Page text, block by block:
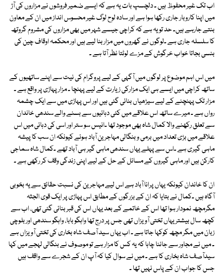
اب تک غیر محفوظ ہیں ۔ دلچسپ بات یہ ہے کہ ایسے ضمیر فروشوں نے مزاروں کی آڑ
میں اپنا کاروبار جاری رکھا ہوا ہے اور سادہ لوح لوگ غیر محسوس انداز میں ان کے معاون
بنتے جارہے ہیں۔ حد تو یہ ہے کہ کراچی جیسے شہر میں بھی مزاروں کی مشروم گروتھ
کا سلسلہ جاری ہے ۔لوگوں نے گھروں میں مزار بنا لیے ہیں اور محکمہ اوقاف چین کی
بنسی بجاتا خواب خرگوش کے مزے لوٹتا نظر آتا ہے ۔
میں اس اہم موضوع پر لوگوں میں آگہی کے لیے پروگرام کی نیت سے اپنے ساتھیوں کے
ساتھ کراچی میں ایسے ہی ایک مزارکی زیارت کے لیے پہنچا ۔ مزار پہاڑی پر واقع ہے ۔
مزار تک پہنچنے کے لیے سیڑھیاں بنائی گئی ہیں اور اس پہاڑی میں سے ایک چشمہ
رواں ہے ۔ میرے ساتھ اس علاقے میں کئی دہائیوں سے بسنے والے سندھی خاندان
سے تعلق رکھنے والا کمال شاہ بھی موجود تھا ۔انیس سو ستر اور اسی کی دہائی میں اس
علاقے میں بڑی تعداد میں برمی و بنگالی مہاجرین آباد ہوئے کیونکہ ان سب کا پیشہ
ماہی گیری ہے ۔اس سے پہلے یہاں سندھی ماہی گیر ہی آباد تھے ۔کمال شاہ سماجی
کارکن ہیں اور ماہی گیروں کے مسائل کے حل کے لیے اپنی زندگی وقف کر رکھی ہے ۔
ان کا خاندان کیونکہ یہاں پرانا آباد ہے اس لیے مہاجرین کی نسبت حقائق سے یہ بخوبی
آگاہ ہیں ۔کمال نے بتایا کہ ان کے بزرگوں کے مطابق اس پہاڑی پر ایک قوی الجثہ
مگرمچھ نمودار ہوا تھا اس کے خاتمے کے بعد یہاں اس کی قبر بنائی گئی تھی، اب سے
کچھ سال بیشتر یہاں تختی آویزاں تھی جس پر درج تھا واہگو بابا، واہگو سندھی اور بلوچی
زبان میں مگر مچھ کوکہا جاتا ہے ۔ اب یہاں سید آصف شاہ بخاری کی تختی آویزاں ہے
۔ میں نے مجاور سے جاننا چاہا کہ یہ کس کا مزار ہے تو موصوف نے بنگالی لہجے میں کہا
سیدآصف شاہ بخاری کا ہے ۔ میں نے سوال کیا کہ آپ ان کے شجرے سے واقف ہیں
جس کا جواب ان کے پاس نہیں تھا ۔